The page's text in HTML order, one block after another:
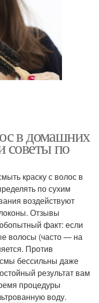
в домашних
советы по
краску с волос в
по сухим
воздействуют
Отзывы
факт: если
волосы (часто — на
Против
бессильны даже
результат вам
процедуры
воду.